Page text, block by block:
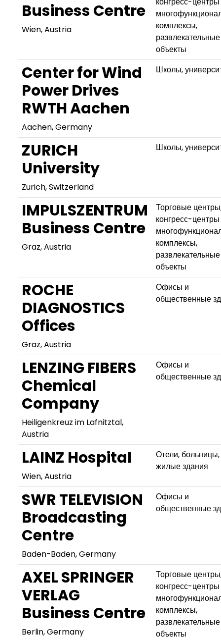
Business Centre
Wien, Austria
комплексы,
развлекательные
объекты
Center for Wind
Power Drives
RWTH Aachen
Aachen, Germany
Школы,
ZURICH
University
Zurich, Switzerland
Школы,
IMPULSZENTRUM
Business Centre
Graz, Austria
Торговые
конгресс-
комплексы,
развлекательные
объекты
ROCHE
DIAGNOSTICS
Offices
Graz, Austria
Офисы и
общественные
LENZING FIBERS
Chemical
Company
Heiligenkreuz im Lafnitztal,
Austria
Офисы и
общественные
LAINZ Hospital
Wien, Austria
Отели, больницы,
жилые здания
SWR TELEVISION
Broadcasting
Centre
Baden-Baden, Germany
Офисы и
общественные
AXEL SPRINGER
VERLAG
Business Centre
Berlin, Germany
Торговые
конгресс-
комплексы,
развлекательные
объекты